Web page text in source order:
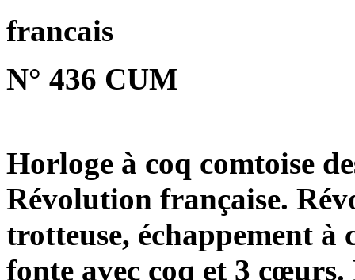
francais
N° 436 CUM
Horloge à coq comtoise
Révolution française.
trotteuse, échappement
fonte avec coq et 3